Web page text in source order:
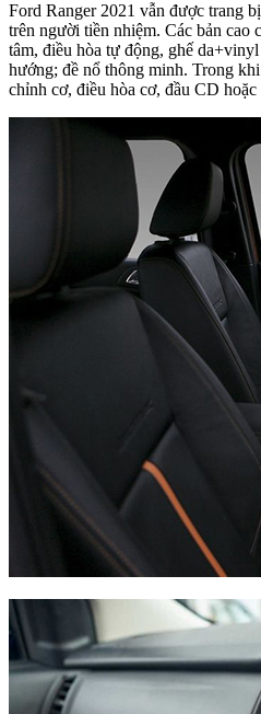
Ford Ranger 2021 vẫn được trang
trên người tiền nhiệm. Các bản cao
tâm, điều hòa tự động, ghế
hướng; đề nổ thông minh. Trong
chỉnh cơ, điều hòa cơ, đầu CD